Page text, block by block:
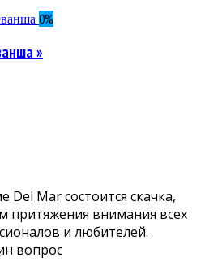
0%
»
Del Mar состоится скачка,
притяжения внимания всех
и любителей.
вопрос